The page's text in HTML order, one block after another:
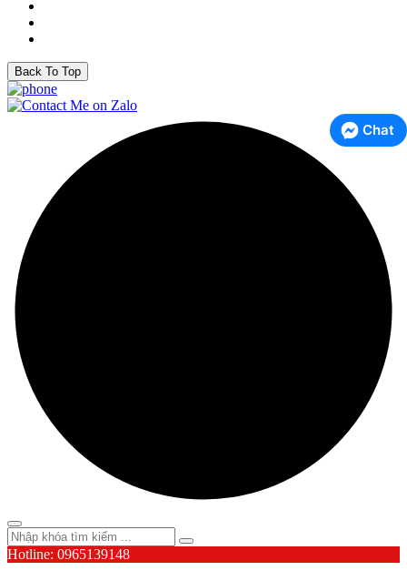
Back To Top
Chat
Hotline: 0965139148